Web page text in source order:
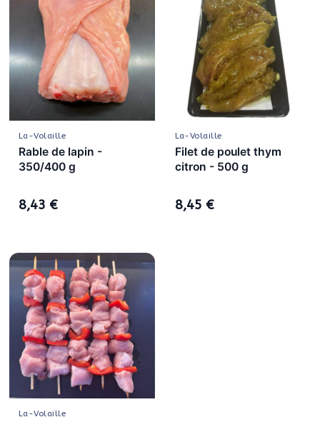
La-Volaille
Rable de lapin -
350/400 g
8,43 €
La-Volaille
Filet de poulet thym
citron - 500 g
8,45 €
La-Volaille